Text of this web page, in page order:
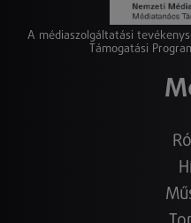
A médiaszolgáltatási
Támogatási